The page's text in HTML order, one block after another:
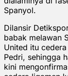
Spanyol.
Dilansir
babak melawan
United itu
Pedri, sehingga
kini